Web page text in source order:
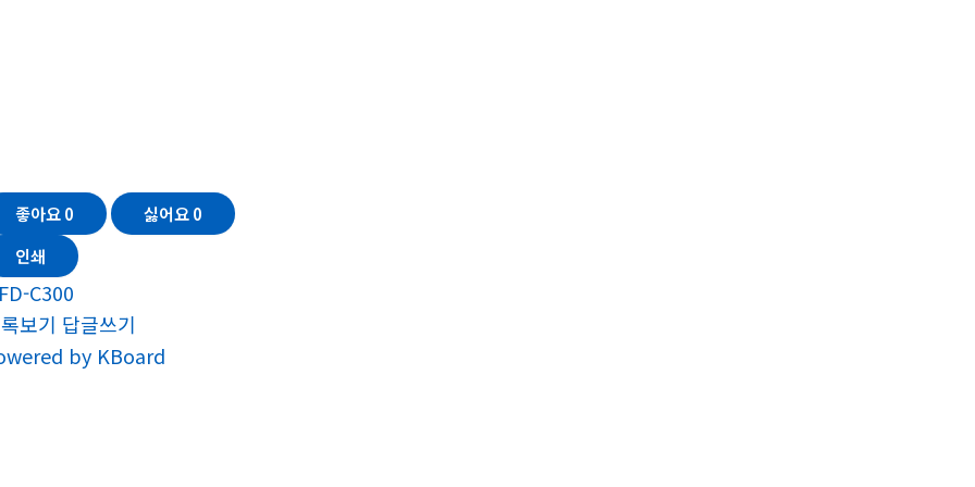
좋아요0 싫어요0
인쇄
C300
보기 답글쓰기
by KBoard